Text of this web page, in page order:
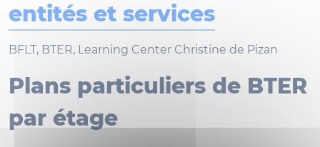
entités et services
BFLT, BTER, Learning Center Christine de Pizan
Plans particuliers de BTER
par étage